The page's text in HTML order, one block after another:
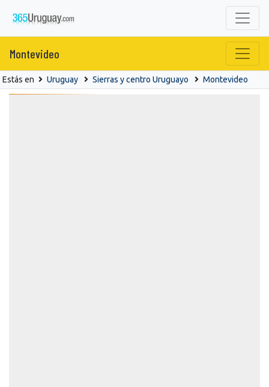
Montevideo
Estás en Uruguay Sierras y centro Uruguayo Montevideo